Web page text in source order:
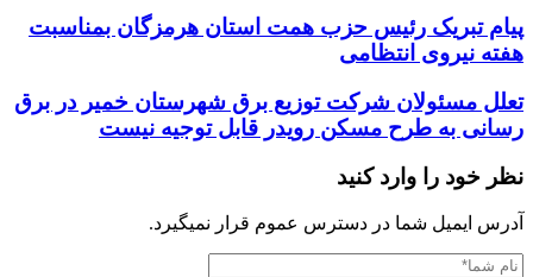
پیام تبریک رئیس حزب همت استان هرمزگان بمناسبت
هفته نیروی انتظامی
تعلل مسئولان شرکت توزیع برق شهرستان خمیر در برق
رسانی به طرح مسکن رویدر قابل توجیه نیست
نظر خود را وارد کنید
آدرس ایمیل شما در دسترس عموم قرار نمیگیرد.